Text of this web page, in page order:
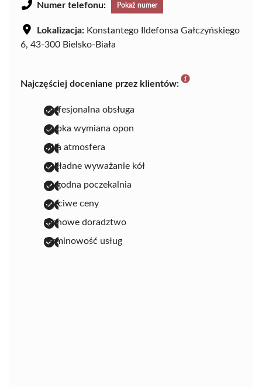
Numer telefonu: Pokaż numer
Lokalizacja: Konstantego Ildefonsa Gałczyńskiego
6, 43-300 Bielsko-Biała
Najczęściej doceniane przez klientów:
profesjonalna obsługa
szybka wymiana opon
miła atmosfera
dokładne wyważanie kół
wygodna poczekalnia
uczciwe ceny
fachowe doradztwo
terminowość usług